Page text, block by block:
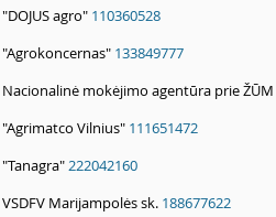
"DOJUS agro" 110360528
"Agrokoncernas" 133849777
Nacionalinė mokėjimo agentūra prie ŽŪM
"Agrimatco Vilnius" 111651472
"Tanagra" 222042160
VSDFV Marijampolės sk. 188677622